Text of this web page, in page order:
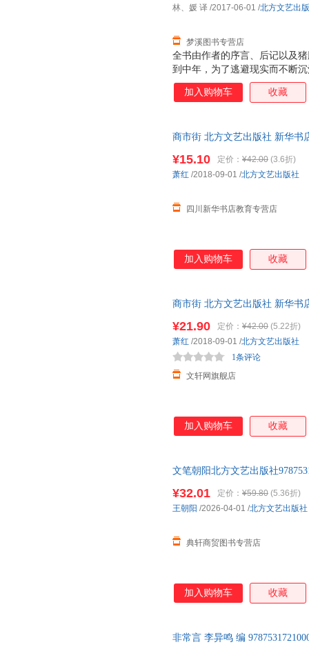
全书由作者的序言、后记以及
到中年，为了逃避现实而不断
麻痹*终走到自我毁灭的地步。
闷、已经渴望被爱的情感纠结
梦溪图书专营店
林、媛 译 /2017-06-01 /北方文艺出
加入购物车 收藏
商市街 北方文艺出版社 新华书
¥15.10 定价： ¥42.00 (3.6折)
四川新华书店教育专营店
萧红 /2018-09-01 /北方文艺出版社
加入购物车 收藏
商市街 北方文艺出版社 新华书
¥21.90 定价： ¥42.00 (5.22折)
文轩网旗舰店
1条评论
萧红 /2018-09-01 /北方文艺出版社
加入购物车 收藏
文笔朝阳北方文艺出版社
¥32.01 定价： ¥59.80 (5.36折)
典轩商贸图书专营店
王朝阳 /2026-04-01 /北方文艺出版社
加入购物车 收藏
非常言 李异鸣 编